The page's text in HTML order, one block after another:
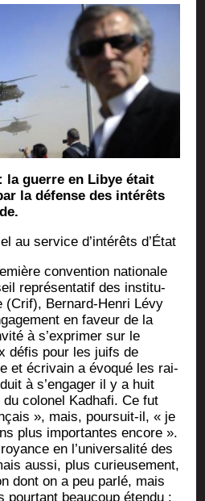
la guerre en Libye était
la défense des inté­rêts
au ser­vice d’intérêts d’État
conven­tion natio­nale
repré­sen­ta­tif des ins­ti­tu­
(Crif), Ber­nard-Hen­ri Lévy
en faveur de la
à s’exprimer sur le
défis pour les juifs de
et écri­vain a évo­qué les rai­
à s’engager il y a huit
colo­nel Kadha­fi. Ce fut
», mais, pour­suit-il, « je
plus impor­tantes encore ».
en l’universalité des
aus­si, plus curieu­se­ment,
dont on a peu par­lé, mais
pour­tant beau­coup éten­du :